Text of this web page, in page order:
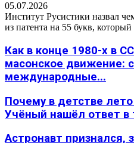
05.07.2026
Институт Русистики назвал
из патента на 55 букв,
Как в конце 1980-х в
масонское движение:
международные...
Почему в детстве
Учёный нашёл ответ в
Астронавт признался,